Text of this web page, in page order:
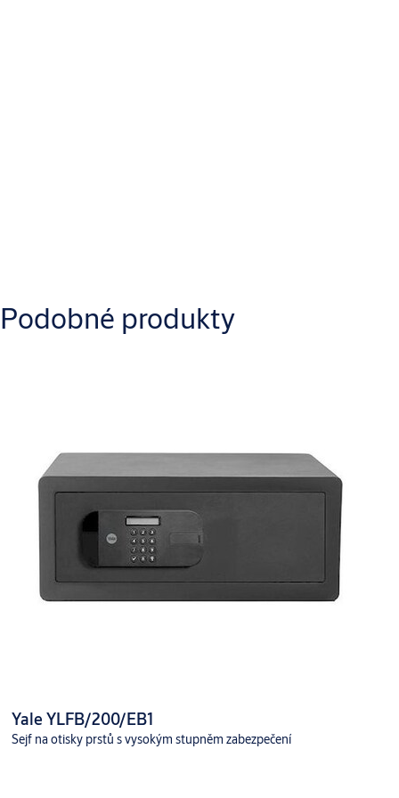
Podobné produkty
Yale YLFB/200/EB1
Sejf na otisky prstů s vysokým stupněm zabezpečení